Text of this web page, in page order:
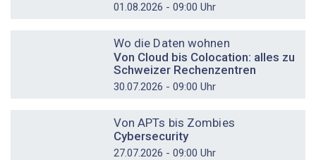
01.08.2026 - 09:00 Uhr
Wo die Daten wohnen
Von Cloud bis Colocation: alles zu
Schweizer Rechenzentren
30.07.2026 - 09:00 Uhr
Von APTs bis Zombies
Cybersecurity
27.07.2026 - 09:00 Uhr